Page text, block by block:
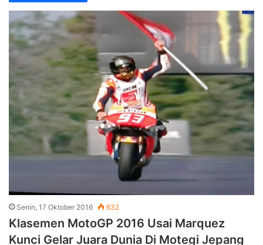
Senin, 17 Oktober 2016 632
Klasemen MotoGP 2016 Usai Marquez
Kunci Gelar Juara Dunia Di Motegi Jepang
JBerita.com – Marc Marquez rebut juara dunia MotoGP musim
ini sekaligus menjadi pemimpin klasemen MotoGP 2016 usai GP
Jepang yang…
Sabtu, 15 Oktober 2016